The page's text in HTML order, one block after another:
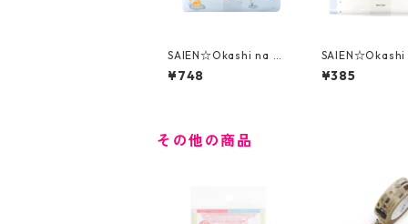
SAIEN☆Okashi na Ka
ishi☆懐紙☆水際のス
ワンシュー（3533）ス
¥748
SAIEN☆Okashi
ishi☆懐紙☆水
ワンシュー（
¥385
その他の商品